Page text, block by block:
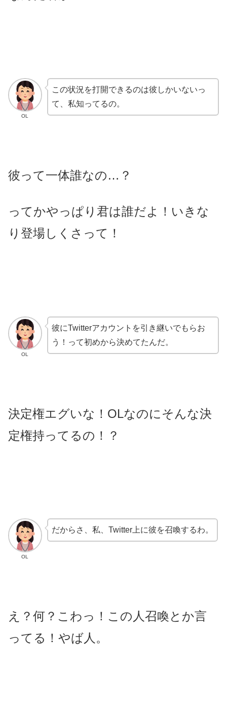
OL
この状況を打開できるのは彼しかいないっ
て、私知ってるの。
彼って一体誰なの…？
ってかやっぱり君は誰だよ！いきな
り登場しくさって！
OL
彼にTwitterアカウントを引き継いでもらお
う！って初めから決めてたんだ。
決定権エグいな！OLなのにそんな決
定権持ってるの！？
OL
だからさ、私、Twitter上に彼を召喚するわ。
え？何？こわっ！この人召喚とか言
ってる！やば人。